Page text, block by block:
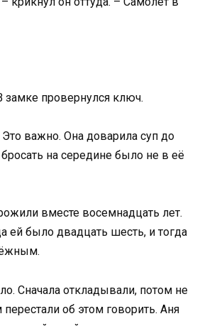
замке провернулся ключ.
важно. Она доварила суп до
на середине было не в её
вместе восемнадцать лет.
ей было двадцать шесть, и тогда
Сначала откладывали, потом не
перестали об этом говорить. Аня